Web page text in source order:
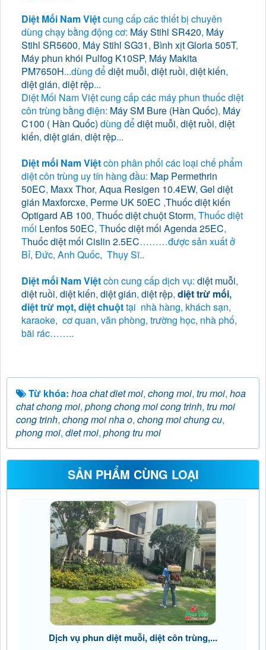
Diệt Mối Nam Việtcung cấp các thiết bị chuyên
dùng chạy bằng động cơ: Máy Stihl SR420, Máy
Stihl SR5600, Máy Stihl SG31, Bình xịt Gloria 505T,
Máy phun khói Pulfog K10SP, Máy Makita
PM7650H...dùng đểdiệt muỗi, diệt ruồi, diệt kiến,
diệt gián, diệt rệp...
Diệt Mối Nam Việt cung cấp các máy phun thuốc diệt
côn trùng bằng điện: Máy SM Bure (Hàn Quốc), Máy
C100 ( Hàn Quốc) dùng đểdiệt muỗi, diệt ruồi, diệt
kiến, diệt gián, diệt rệp...
Diệt mối Nam Việtcòn phân phối các loại chế phẩm
diệt côn trùng uy tín hàng đầu: Map Permethrin
50EC, Maxx Thor, Aqua Resigen 10.4EW, Gel diệt
gián Maxforcxe, Perme UK 50EC ,Thuốc diệt kiến
Optigard AB 100, Thuốc diệt chuột Storm, Thuốc diệt
mối Lenfos 50EC, Thuốc diệt mối Agenda 25EC,
Thuốc diệt mối Cislin 2.5EC………được sản xuất ở
Bỉ, Đức, Anh Quốc, Thụy Sĩ..
Diệt mối Nam Việtcòn cung cấp dịch vụ: diệt muỗi,
diệt ruồi, diệt kiến, diệt gián, diệt rệp, diệt trừ mối,
diệt trừ mọt, diệt chuộttại nhà hàng, khách sạn,
karaoke, cơ quan, văn phòng, trường học, nhà phố,
bãi rác……..
Từ khóa: hoa chat diet moi, chong moi, tru moi, hoa
chat chong moi, phong chong moi cong trinh, tru moi
cong trinh, chong moi nha o, chong moi chung cu,
phong moi, diet moi, phong tru moi
SẢN PHẨM CÙNG LOẠI
Dịch vụ phun diệt muỗi, diệt côn trùng,...